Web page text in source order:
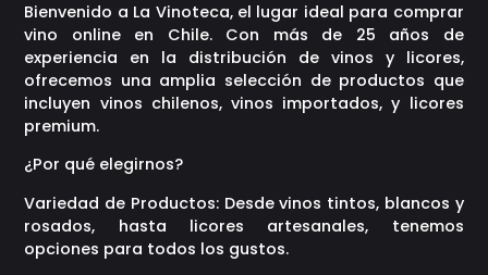
Bienvenido a La Vinoteca, el lugar ideal para comprar
vino online en Chile. Con más de 25 años de
experiencia en la distribución de vinos y licores,
ofrecemos una amplia selección de productos que
incluyen vinos chilenos, vinos importados, y licores
premium.
¿Por qué elegirnos?
Variedad de Productos: Desde vinos tintos, blancos y
rosados, hasta licores artesanales, tenemos
opciones para todos los gustos.